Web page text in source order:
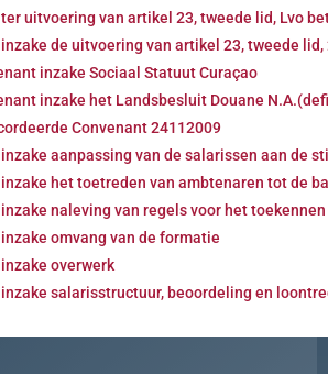
uitvoering van artikel 23, tweede lid, Lvo
de uitvoering van artikel 23, tweede
inzake Sociaal Statuut Curaçao
inzake het Landsbesluit Douane
Convenant 24112009
aanpassing van de salarissen aan de
het toetreden van ambtenaren tot de
naleving van regels voor het
omvang van de formatie
overwerk
salarisstructuur, beoordeling en